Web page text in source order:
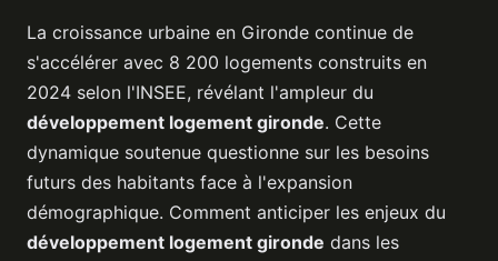
La croissance urbaine en Gironde continue de
s'accélérer avec 8 200 logements construits en
2024 selon l'INSEE, révélant l'ampleur du
développement logement gironde. Cette
dynamique soutenue questionne sur les besoins
futurs des habitants face à l'expansion
démographique. Comment anticiper les enjeux du
développement logement gironde dans les